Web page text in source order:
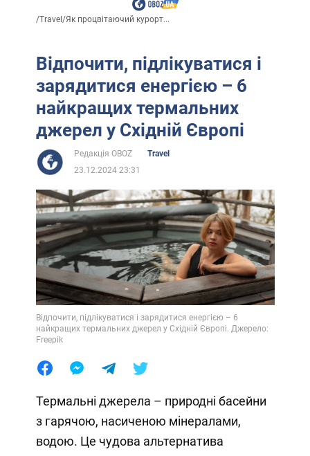
/Travel /Як процвітаючий курорт...
Відпочити, підлікуватися і
зарядитися енергією – 6
найкращих термальних
джерел у Східній Європі
Редакція OBOZ
Travel
23.12.2024 23:31
Відпочити, підлікуватися і зарядитися енергією – 6
найкращих термальних джерел у Східній Європі. Джерело:
Freepik
Термальні джерела – природні басейни
з гарячою, насиченою мінералами,
водою. Це чудова альтернатива